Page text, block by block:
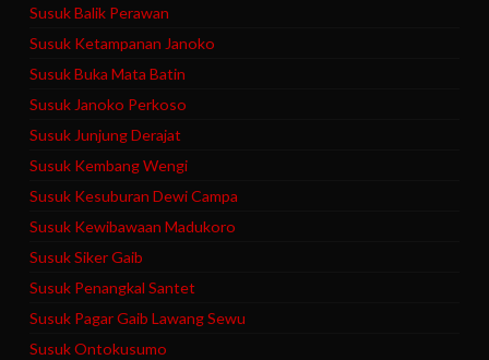
Susuk Balik Perawan
Susuk Ketampanan Janoko
Susuk Buka Mata Batin
Susuk Janoko Perkoso
Susuk Junjung Derajat
Susuk Kembang Wengi
Susuk Kesuburan Dewi Campa
Susuk Kewibawaan Madukoro
Susuk Siker Gaib
Susuk Penangkal Santet
Susuk Pagar Gaib Lawang Sewu
Susuk Ontokusumo